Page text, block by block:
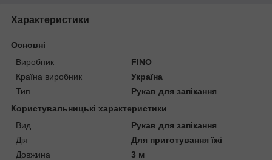
Характеристики
Основні
Виробник
FINO
Країна виробник
Україна
Тип
Рукав для запікання
Користувальницькі характеристики
Вид
Рукав для запікання
Дія
Для приготування їжі
Довжина
3 м